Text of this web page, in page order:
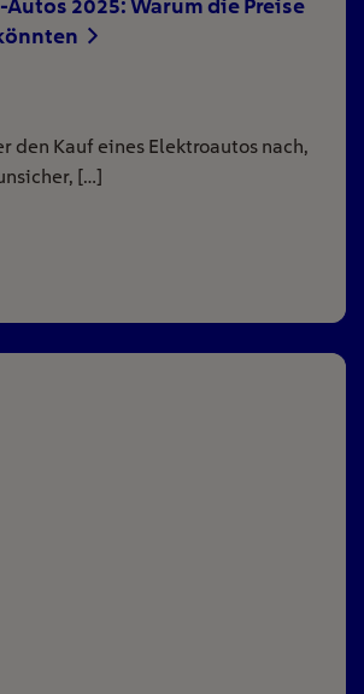
Autos 2025: Warum die Preise
den Kauf eines Elektroautos nach,
[…]